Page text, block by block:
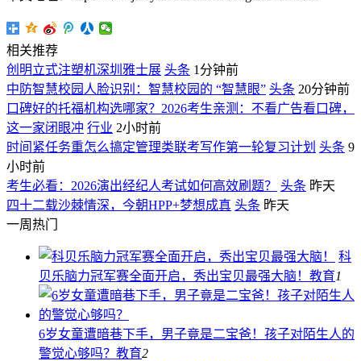
相关推荐
创明立式注塑机深圳雅士展 头条 1分钟前
中防智慧校园人脸识别：智慧校园的 “智慧眼” 头条 20分钟前
口碑好的托福机构选哪家？2026考生亲测：不看广告看口碑，
这一家闭眼冲 行业 2小时前
时间紧任务重怎么搞定管理类联考写作第一轮复习计划 头条 9
小时前
考生必看：2026演出经纪人考试如何高效刷题？
头条 昨天
四十二载沙棘情深，今朝HPP+梦想成真 头条 昨天
一周热门
科
贝乐脑力冠军赛全面开启，秀出宝贝最强大脑！ 教育1
6岁女童遭暗巷下手，男子竟是二宝爸！孩子对陌生人的
警觉心够吗？ 教育2